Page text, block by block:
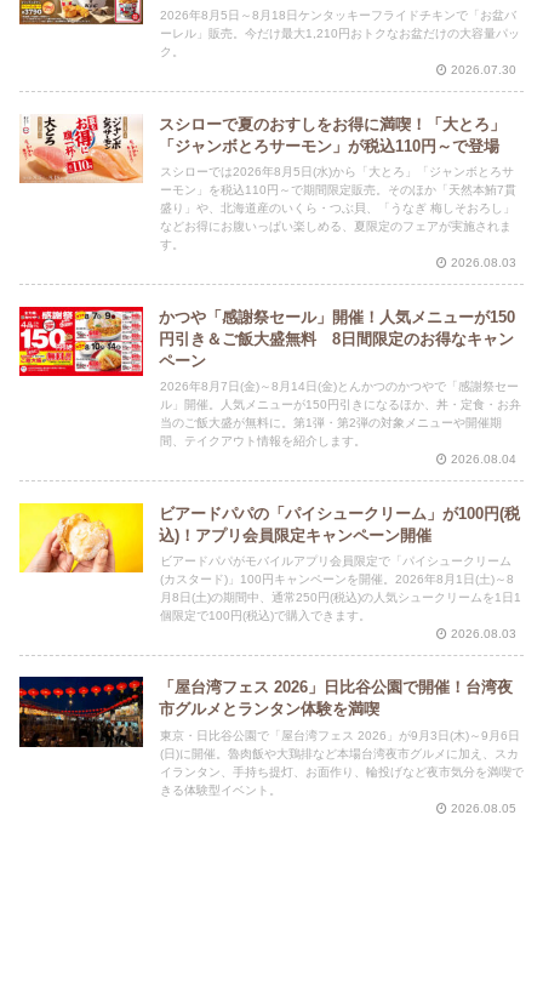
2026年8月5日～8月18日ケンタッキーフライドチキンで「お盆バ
ーレル」販売。今だけ最大1,210円おトクなお盆だけの大容量パッ
ク。
2026.07.30
スシローで夏のおすしをお得に満喫！「大とろ」
「ジャンボとろサーモン」が税込110円～で登場
スシローでは2026年8月5日(水)から「大とろ」「ジャンボとろサ
ーモン」を税込110円～で期間限定販売。そのほか「天然本鮪7貫
盛り」や、北海道産のいくら・つぶ貝、「うなぎ 梅しそおろし」
などお得にお腹いっぱい楽しめる、夏限定のフェアが実施されま
す。
2026.08.03
かつや「感謝祭セール」開催！人気メニューが150
円引き＆ご飯大盛無料 8日間限定のお得なキャン
ペーン
2026年8月7日(金)～8月14日(金)とんかつのかつやで「感謝祭セー
ル」開催。人気メニューが150円引きになるほか、丼・定食・お弁
当のご飯大盛が無料に。第1弾・第2弾の対象メニューや開催期
間、テイクアウト情報を紹介します。
2026.08.04
ビアードパパの「パイシュークリーム」が100円(税
込)！アプリ会員限定キャンペーン開催
ビアードパパがモバイルアプリ会員限定で「パイシュークリーム
(カスタード)」100円キャンペーンを開催。2026年8月1日(土)～8
月8日(土)の期間中、通常250円(税込)の人気シュークリームを1日1
個限定で100円(税込)で購入できます。
2026.08.03
「屋台湾フェス 2026」日比谷公園で開催！台湾夜
市グルメとランタン体験を満喫
東京・日比谷公園で「屋台湾フェス 2026」が9月3日(木)～9月6日
(日)に開催。魯肉飯や大鶏排など本場台湾夜市グルメに加え、スカ
イランタン、手持ち提灯、お面作り、輪投げなど夜市気分を満喫で
きる体験型イベント。
2026.08.05